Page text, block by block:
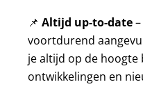
📌 Altijd up-to-date
voortdurend
je altijd op de hoogte
ontwikkelingen en